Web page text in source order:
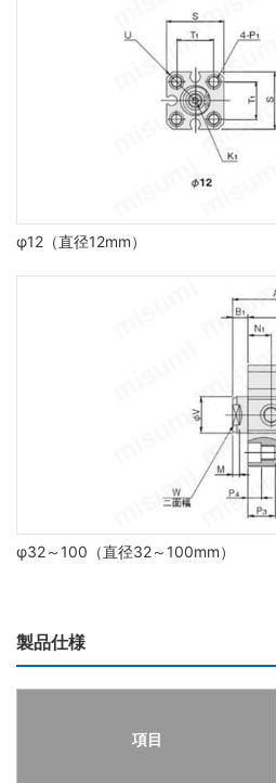
φ12（直径12mm）
φ32～100（直径32～100mm）
製品仕様
項目